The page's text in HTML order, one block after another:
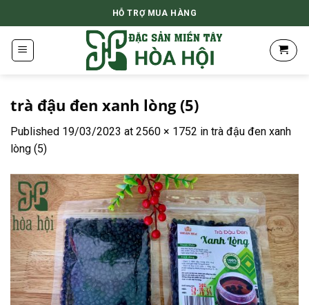
to
content
HỖ TRỢ MUA HÀNG
trà đậu đen xanh lòng (5)
Published 19/03/2023 at 2560 × 1752 in trà đậu đen xanh
lòng (5)